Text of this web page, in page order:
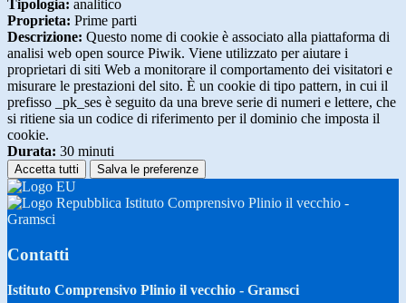
Tipologia: analitico
Proprieta: Prime parti
Descrizione: Questo nome di cookie è associato alla piattaforma di
analisi web open source Piwik. Viene utilizzato per aiutare i
proprietari di siti Web a monitorare il comportamento dei visitatori e
misurare le prestazioni del sito. È un cookie di tipo pattern, in cui il
prefisso _pk_ses è seguito da una breve serie di numeri e lettere, che
si ritiene sia un codice di riferimento per il dominio che imposta il
cookie.
Durata: 30 minuti
Accetta tutti Salva le preferenze
Istituto Comprensivo Plinio il vecchio -
Gramsci
Contatti
Istituto Comprensivo Plinio il vecchio - Gramsci